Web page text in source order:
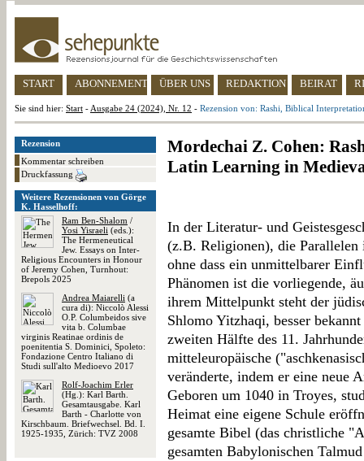
START ABONNEMENT ÜBER UNS REDAKTION BEIRAT
Sie sind hier: Start - Ausgabe 24 (2024), Nr. 12 - Rezension von: Rashi, Biblical
Rezension
Kommentar schreiben
Druckfassung
Weitere Rezensionen von Görge
K. Hasselhoff:
Ram Ben-Shalom /
Yosi Yisraeli (eds.):
The Hermeneutical
Jew. Essays on Inter-
Religious Encounters in Honour
of Jeremy Cohen, Turnhout:
Brepols 2025
Andrea Maiarelli (a
cura di): Niccolò Alessi
O.P. Columbeidos sive
vita b. Columbae
virginis Reatinae ordinis de
poenitentia S. Dominici, Spoleto:
Fondazione Centro Italiano di
Studi sull'alto Medioevo 2017
Rolf-Joachim Erler
(Hg.): Karl Barth.
Gesamtausgabe. Karl
Barth - Charlotte von
Kirschbaum. Briefwechsel. Bd. I.
1925-1935, Zürich: TVZ 2008
Mordechai Z. Cohen:
Latin Learning in
In der Literatur- und
(z.B. Religionen), die Parallelen
ohne dass ein unmittelbarer
Phänomen ist die vorliegende,
ihrem Mittelpunkt steht der
Shlomo Yitzhaqi, besser
zweiten Hälfte des 11.
mitteleuropäische
veränderte, indem er eine neue
Geboren um 1040 in Troyes,
Heimat eine eigene Schule
gesamte Bibel (das christliche
gesamten Babylonischen